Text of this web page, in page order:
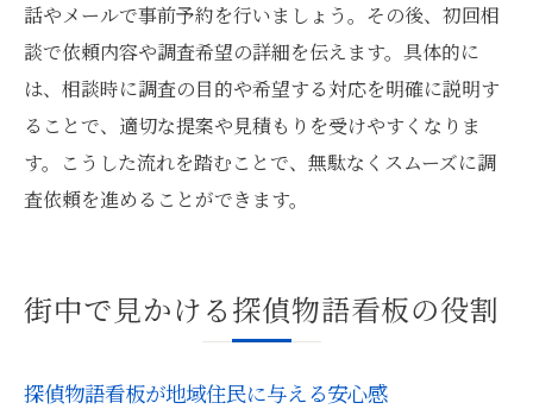
話やメールで事前予約を行いましょう。その後、初回相
談で依頼内容や調査希望の詳細を伝えます。具体的に
は、相談時に調査の目的や希望する対応を明確に説明す
ることで、適切な提案や見積もりを受けやすくなりま
す。こうした流れを踏むことで、無駄なくスムーズに調
査依頼を進めることができます。
街中で見かける探偵物語看板の役割
探偵物語看板が地域住民に与える安心感